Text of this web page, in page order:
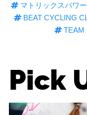
マトリックスパワ
BEAT CYCLING
TEAM
Pick